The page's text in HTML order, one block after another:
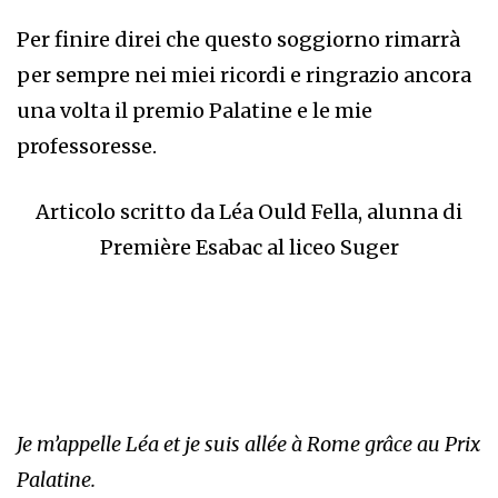
Per finire direi che questo soggiorno rimarrà
per sempre nei miei ricordi e ringrazio ancora
una volta il premio Palatine e le mie
professoresse.
Articolo scritto da Léa Ould Fella, alunna di
Première Esabac al liceo Suger
Je m’appelle Léa et je suis allée à Rome grâce au Prix
Palatine.